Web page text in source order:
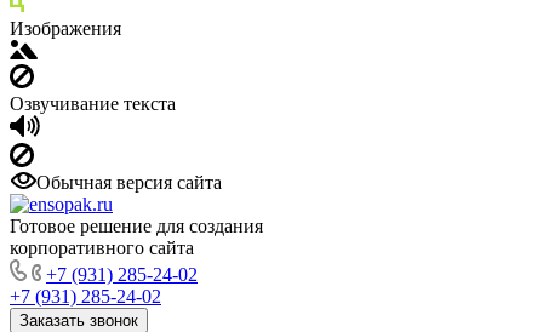
Изображения
Озвучивание текста
Обычная версия сайта
Готовое решение для создания
корпоративного сайта
+7 (931) 285-24-02
+7 (931) 285-24-02
Заказать звонок